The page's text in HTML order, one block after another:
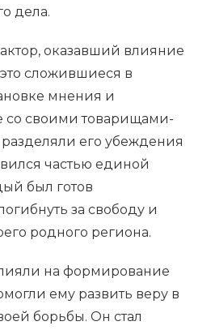
дела.
оказавший влияние
сложившиеся в
мнения и
со своими товарищами-
его убеждения
частью единой
был готов
за свободу и
родного региона.
на формирование
ему развить веру в
борьбы. Он стал